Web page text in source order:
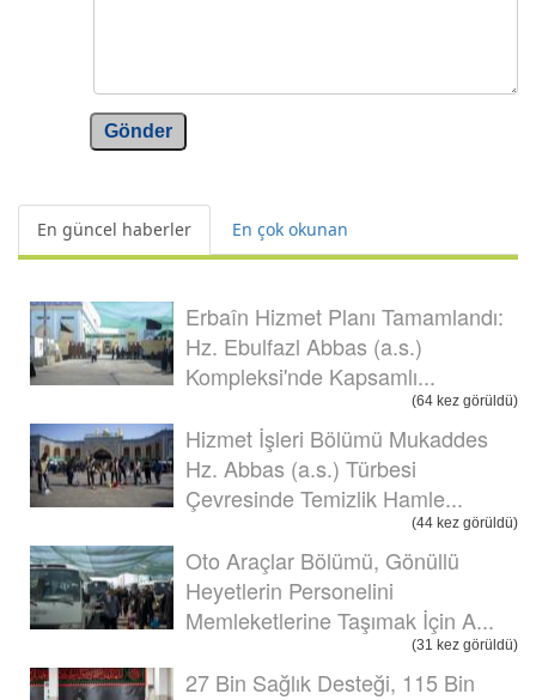
Gönder
En güncel haberler En çok okunan
Erbaîn Hizmet Planı Tamamlandı:
Hz. Ebulfazl Abbas (a.s.)
Kompleksi'nde Kapsamlı...
(64 kez görüldü)
Hizmet İşleri Bölümü Mukaddes
Hz. Abbas (a.s.) Türbesi
Çevresinde Temizlik Hamle...
(44 kez görüldü)
Oto Araçlar Bölümü, Gönüllü
Heyetlerin Personelini
Memleketlerine Taşımak İçin A...
(31 kez görüldü)
27 Bin Sağlık Desteği, 115 Bin